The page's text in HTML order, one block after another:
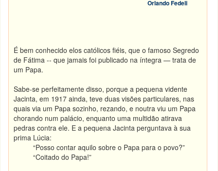
Orlando Fedeli
É bem conhecido elos católicos fiéis, que o famoso Segredo
de Fátima -- que jamais foi publicado na íntegra — trata de
um Papa.
Sabe-se perfeitamente disso, porque a pequena vidente
Jacinta, em 1917 ainda, teve duas visões particulares, nas
quais via um Papa sozinho, rezando, e noutra viu um Papa
chorando num palácio, enquanto uma multidão atirava
pedras contra ele. E a pequena Jacinta perguntava à sua
prima Lúcia:
“Posso contar aquilo sobre o Papa para o povo?”
“Coitado do Papa!”